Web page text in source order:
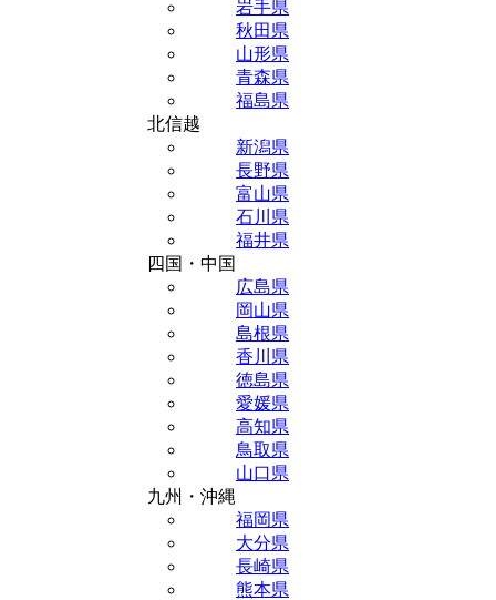
岩手県
秋田県
山形県
青森県
福島県
北信越
新潟県
長野県
富山県
石川県
福井県
四国・中国
広島県
岡山県
島根県
香川県
徳島県
愛媛県
高知県
鳥取県
山口県
九州・沖縄
福岡県
大分県
長崎県
熊本県